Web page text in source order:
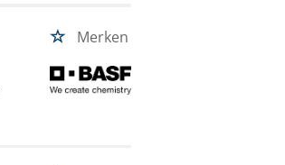
Merken